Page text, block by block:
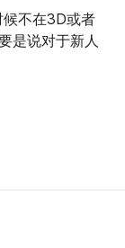
不在3D或者
是说对于新人